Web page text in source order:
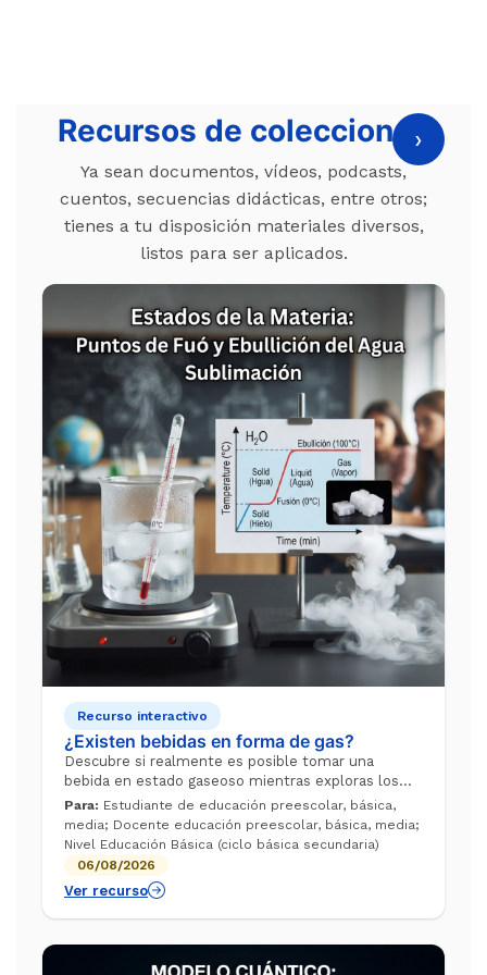
Recursos de colecciones
Ya sean documentos, vídeos, podcasts,
cuentos, secuencias didácticas, entre otros;
tienes a tu disposición materiales diversos,
listos para ser aplicados.
›
Recurso interactivo
¿Existen bebidas en forma de gas?
Descubre si realmente es posible tomar una
bebida en estado gaseoso mientras exploras los
secretos de la materia. Observa este video para
aprender a interpretar de manera sencilla ...
Para: Estudiante de educación preescolar, básica,
media; Docente educación preescolar, básica, media;
Nivel Educación Básica (ciclo básica secundaria)
06/08/2026
Ver recurso